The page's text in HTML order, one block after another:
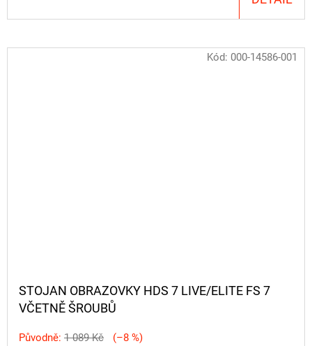
STOJAN OBRAZOVKY HDS 7 LIVE/ELITE FS 7
VČETNĚ ŠROUBŮ
Původně: 1 089 Kč (–8 %)
Kód: 000-14586-001